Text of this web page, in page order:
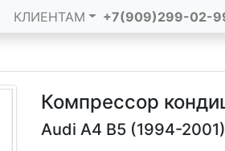
КЛИЕНТАМ +7(909)299-02-
Компрессор
Audi A4 B5 (1994-2001)